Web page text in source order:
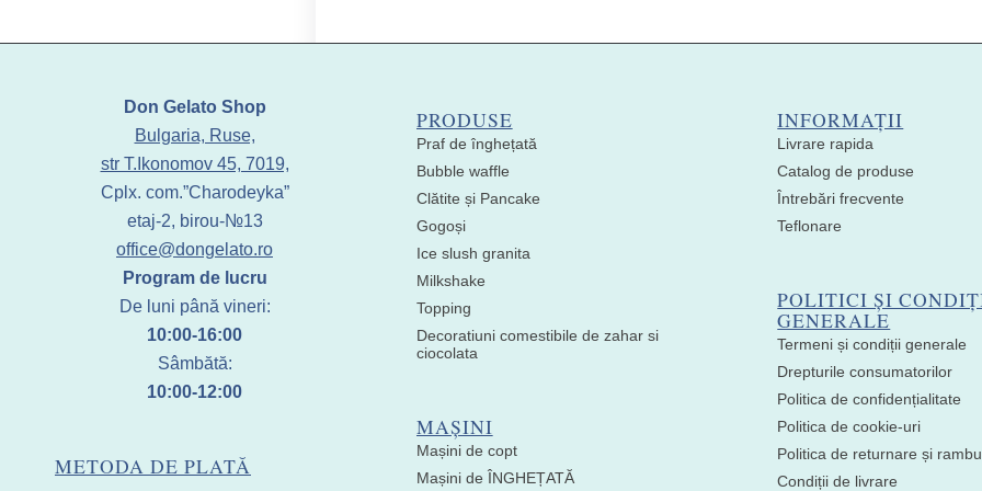
Don Gelato Shop
Bulgaria, Ruse,
str T.Ikonomov 45, 7019,
Cplx. com.”Charodeyka”
etaj-2, birou-№13
office@dongelato.ro
Program de lucru
De luni până vineri:
10:00-16:00
Sâmbătă:
10:00-12:00
METODA DE PLATĂ
PRODUSE
Praf de înghețată
Bubble waffle
Clătite și Pancake
Gogoși
Ice slush granita
Milkshake
Topping
Decoratiuni comestibile de zahar si
ciocolata
MAȘINI
Mașini de copt
Mașini de ÎNGHEȚATĂ
INFORMAȚII
Livrare rapida
Catalog de produse
Întrebări frecvente
Teflonare
POLITICI ȘI
GENERALE
Termeni și condiții generale
Drepturile consumatorilor
Politica de confidențialitate
Politica de cookie-uri
Politica de returnare și
Condiții de livrare